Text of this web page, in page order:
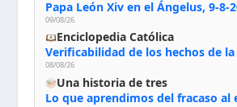
09/08/26
Enciclopedia Católica
Verificabilidad de los hechos de
08/08/26
Una historia de tres
Lo que aprendimos del fracaso al